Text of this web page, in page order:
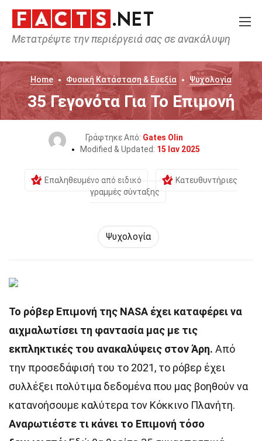
Μετατρέψτε την περιέργειά σας σε ανακάλυψη
Home Φυσική Κατάσταση & Ευεξία Ψυχολογία
35 Γεγονότα Για Το Επιμονή
Γράφτηκε Από: Gates Olin
Modified & Updated: 15 Ιαν 2025
Επαληθευμένο από ειδικό
Κατευθυντήριες
γραμμές σύνταξης
Ψυχολογία
Το ρόβερ Επιμονή της NASA έχει καταφέρει να
αιχμαλωτίσει τη φαντασία μας με τις
εκπληκτικές του ανακαλύψεις στον Άρη. Από
την προσεδάφισή του το 2021, το ρόβερ έχει
συλλέξει πολύτιμα δεδομένα που μας βοηθούν να
κατανοήσουμε καλύτερα τον Κόκκινο Πλανήτη.
Αναρωτιέστε τι κάνει το Επιμονή τόσο